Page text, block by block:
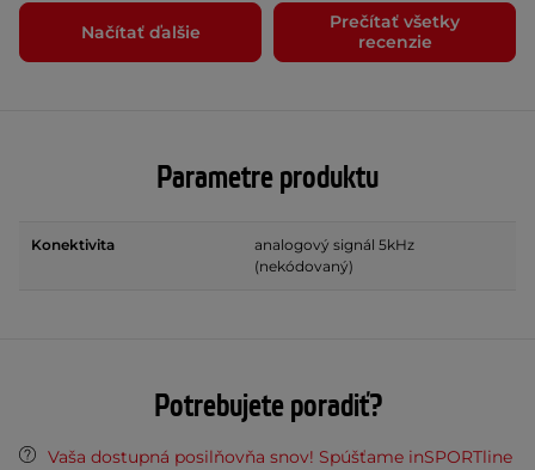
Načítať ďalšie
Prečítať všetky
recenzie
Parametre produktu
Konektivita
analogový signál 5kHz
(nekódovaný)
Potrebujete poradiť?
Vaša dostupná posilňovňa snov! Spúšťame inSPORTline